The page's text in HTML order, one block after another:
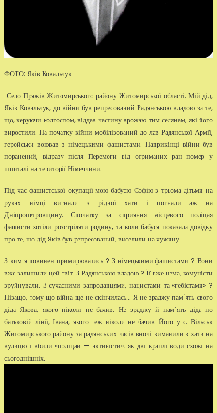
ФОТО: Яків Ковальчук
Село Пряжів Житомирського району Житомирської області. Мій дід,
Яків Ковальчук, до війни був репресований Радянською владою за те,
що, керуючи колгоспом, віддав частину врожаю тим селянам, які його
виростили. На початку війни мобілізований до лав Радянської Армії,
геройськи воював з німецькими фашистами. Наприкінці війни був
поранений, відразу після Перемоги від отриманих ран помер у
шпиталі на території Німеччини.
Під час фашистської окупації мою бабусю Софію з трьома дітьми на
руках німці вигнали з рідної хати і погнали аж на
Дніпропетровщину. Спочатку за сприяння місцевого поліцая
фашисти хотіли розстріляти родину, та коли бабуся показала довідку
про те, що дід Яків був репресований, виселили на чужину.
З ким я повинен примирюватись ? З німецькими фашистами ? Вони
вже залишили цей світ. З Радянською владою ? Її вже нема, комуністи
зруйнували. З сучасними запроданцями, нацистами та «гебістами» ?
Нізащо, тому що війна ще не скінчилась... Я не зраджу пам`ять свого
діда Якова, якого ніколи не бачив. Не зраджу й пам`ять діда по
батьковій лінії, Івана, якого теж ніколи не бачив. Його у с. Вільськ
Житомирського району за радянських часів вночі виманили з хати на
вулицю і вбили «поліцай — активісти», як дві краплі води схожі на
сьогоднішніх.